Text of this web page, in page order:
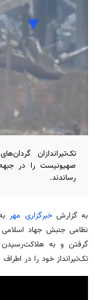
تک‌تیراندازان
صهیونیست را در
رساندند.
به گزارش خبرگزاری مهر
نظامی جنبش جهاد
گرفتن و به
تک‌تیرانداز خود را در